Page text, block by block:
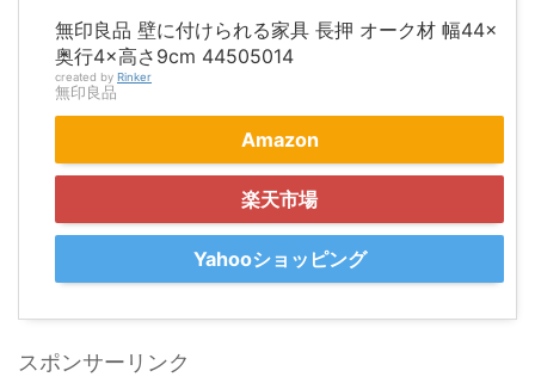
無印良品 壁に付けられる家具 長押 オーク材 幅44×
奥行4×高さ9cm 44505014
created by Rinker
無印良品
Amazon
楽天市場
Yahooショッピング
スポンサーリンク